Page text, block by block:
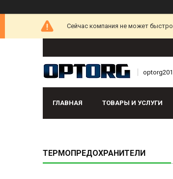
Сейчас компания не может
ГЛАВНАЯ ТОВАРЫ И УСЛУГИ
ТЕРМОПРЕДОХРАНИТЕЛИ